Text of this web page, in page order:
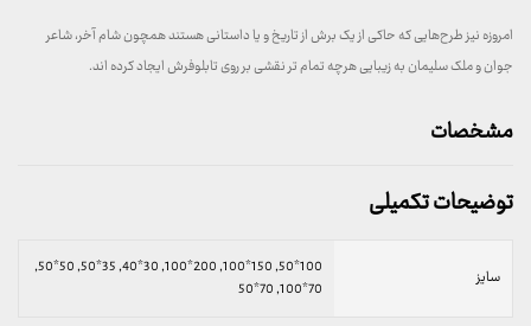
امروزه نیز طرح‌هایی که حاکی از یک برش از تاریخ و یا داستانی هستند همچون شام آخر، شاعر
جوان و ملک سلیمان به زیبایی هرچه تمام تر نقشی بر روی تابلوفرش ایجاد کرده اند.
مشخصات
توضیحات تکمیلی
سایز
100*50, 150*100, 200*100, 30*40, 35*50, 50*50,
70*100, 70*50